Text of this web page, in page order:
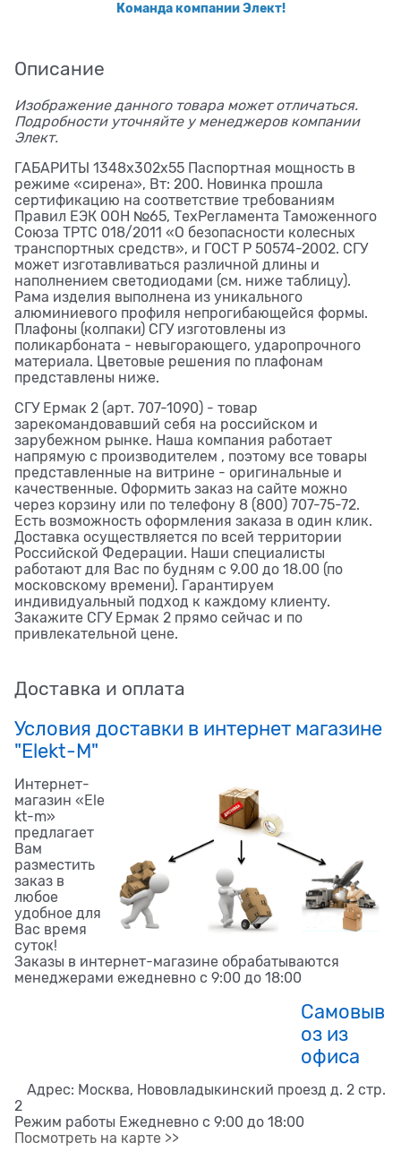
Команда компании Элект!
Описание
Изображение данного товара может отличаться.
Подробности уточняйте у менеджеров компании
Элект.
ГАБАРИТЫ 1348х302х55 Паспортная мощность в
режиме «сирена», Вт: 200. Новинка прошла
сертификацию на соответствие требованиям
Правил ЕЭК ООН №65, ТехРегламента Таможенного
Союза ТРТС 018/2011 «О безопасности колесных
транспортных средств», и ГОСТ Р 50574-2002. СГУ
может изготавливаться различной длины и
наполнением светодиодами (см. ниже таблицу).
Рама изделия выполнена из уникального
алюминиевого профиля непрогибающейся формы.
Плафоны (колпаки) СГУ изготовлены из
поликарбоната - невыгорающего, ударопрочного
материала. Цветовые решения по плафонам
представлены ниже.
СГУ Ермак 2 (арт. 707-1090) - товар
зарекомандовавший себя на российском и
зарубежном рынке. Наша компания работает
напрямую с производителем , поэтому все товары
представленные на витрине - оригинальные и
качественные. Оформить заказ на сайте можно
через корзину или по телефону 8 (800) 707-75-72.
Есть возможность оформления заказа в один клик.
Доставка осуществляется по всей территории
Российской Федерации. Наши специалисты
работают для Вас по будням с 9.00 до 18.00 (по
московскому времени). Гарантируем
индивидуальный подход к каждому клиенту.
Закажите СГУ Ермак 2 прямо сейчас и по
привлекательной цене.
Доставка и оплата
Условия доставки в интернет магазине
"Elekt-M"
Интернет-
магазин «Ele
kt-m»
предлагает
Вам
разместить
заказ в
любое
удобное для
Вас время
суток!
Заказы в интернет-магазине обрабатываются
менеджерами ежедневно с 9:00 до 18:00
Самовыв
оз из
офиса
Адрес: Москва, Нововладыкинский проезд д. 2 стр.
2
Режим работы Ежедневно с 9:00 до 18:00
Посмотреть на карте >>